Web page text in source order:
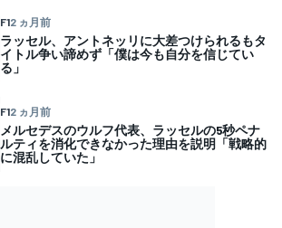
F12 ヵ月前
ラッセル、アントネッリに大差つけられるもタ
イトル争い諦めず「僕は今も自分を信じてい
る」
F12 ヵ月前
メルセデスのウルフ代表、ラッセルの5秒ペナ
ルティを消化できなかった理由を説明「戦略的
に混乱していた」